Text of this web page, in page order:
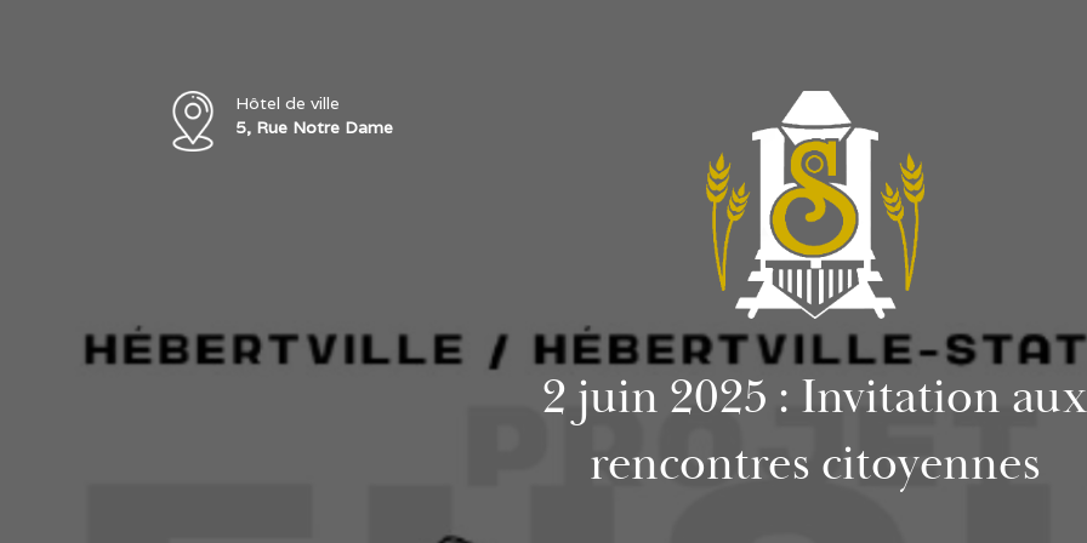
Hôtel de ville
5, Rue Notre Dame
2 juin 2025 : Invitation aux
rencontres citoyennes